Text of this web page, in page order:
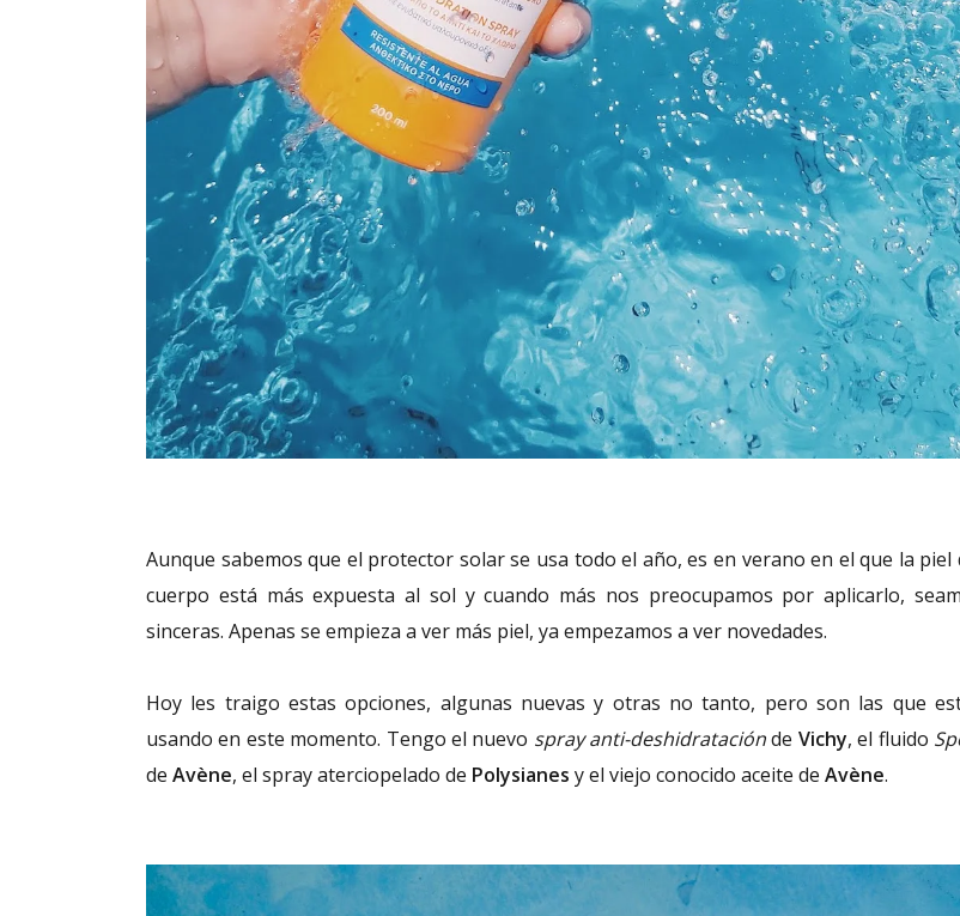
Aunque sabemos que el protector solar se usa todo el año, es en verano en el que la piel
cuerpo está más expuesta al sol y cuando más nos preocupamos por aplicarlo,
sinceras. Apenas se empieza a ver más piel, ya empezamos a ver novedades.
Hoy les traigo estas opciones, algunas nuevas y otras no tanto, pero son las que
usando en este momento. Tengo el nuevo spray anti-deshidrataciónde Vichy, el fluido
de Avène, el spray aterciopelado de Polysianes y el viejo conocido aceite de Avène.